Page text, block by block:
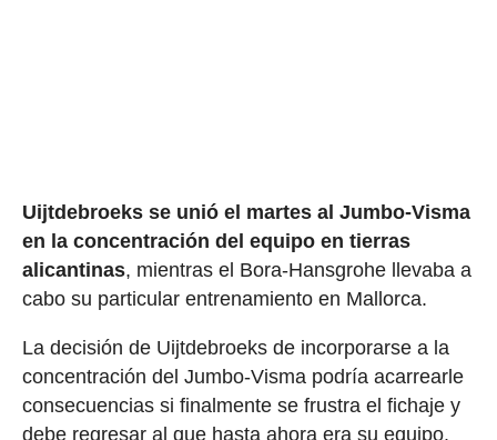
Uijtdebroeks se unió el martes al Jumbo-Visma
en la concentración del equipo en tierras
alicantinas, mientras el Bora-Hansgrohe llevaba a
cabo su particular entrenamiento en Mallorca.
La decisión de Uijtdebroeks de incorporarse a la
concentración del Jumbo-Visma podría acarrearle
consecuencias si finalmente se frustra el fichaje y
debe regresar al que hasta ahora era su equipo.